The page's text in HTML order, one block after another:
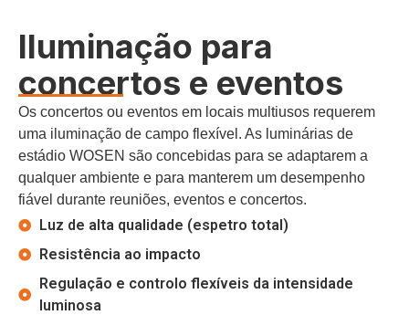
Iluminação para
concertos e eventos
Os concertos ou eventos em locais multiusos requerem
uma iluminação de campo flexível. As luminárias de
estádio WOSEN são concebidas para se adaptarem a
qualquer ambiente e para manterem um desempenho
fiável durante reuniões, eventos e concertos.
Luz de alta qualidade (espetro total)
Resistência ao impacto
Regulação e controlo flexíveis da intensidade
luminosa